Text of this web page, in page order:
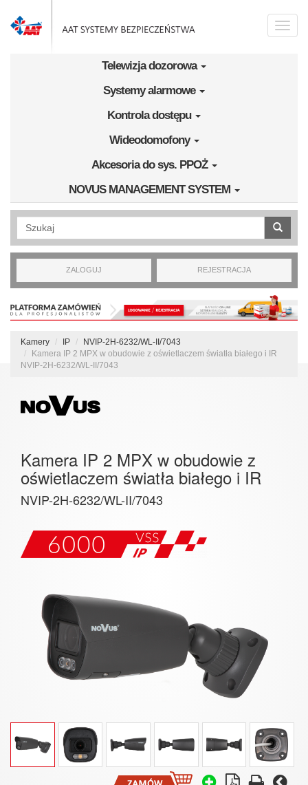
Toggle
Telewizja dozorowa
Systemy alarmowe
Kontrola dostępu
Wideodomofony
Akcesoria do sys. PPOŻ
NOVUS MANAGEMENT SYSTEM
Wyszukiwanie pełnotekstowe
ZALOGUJ REJESTRACJA
Kamery IP
NVIP-2H-6232/WL-II/7043
Kamera IP 2 MPX w obudowie z oświetlaczem światła białego i IR
NVIP-2H-6232/WL-II/7043
Kamera IP 2 MPX w obudowie z
oświetlaczem światła białego i IR
NVIP-2H-6232/WL-II/7043